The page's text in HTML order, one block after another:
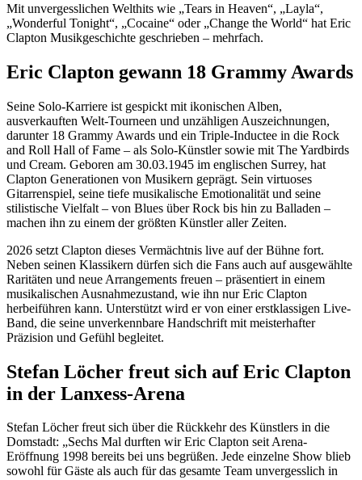
Mit unvergesslichen Welthits wie „Tears in Heaven“, „Layla“,
„Wonderful Tonight“, „Cocaine“ oder „Change the World“ hat Eric
Clapton Musikgeschichte geschrieben – mehrfach.
Eric Clapton gewann 18 Grammy Awards
Seine Solo-Karriere ist gespickt mit ikonischen Alben,
ausverkauften Welt-Tourneen und unzähligen Auszeichnungen,
darunter 18 Grammy Awards und ein Triple-Inductee in die Rock
and Roll Hall of Fame – als Solo-Künstler sowie mit The Yardbirds
und Cream. Geboren am 30.03.1945 im englischen Surrey, hat
Clapton Generationen von Musikern geprägt. Sein virtuoses
Gitarrenspiel, seine tiefe musikalische Emotionalität und seine
stilistische Vielfalt – von Blues über Rock bis hin zu Balladen –
machen ihn zu einem der größten Künstler aller Zeiten.
2026 setzt Clapton dieses Vermächtnis live auf der Bühne fort.
Neben seinen Klassikern dürfen sich die Fans auch auf ausgewählte
Raritäten und neue Arrangements freuen – präsentiert in einem
musikalischen Ausnahmezustand, wie ihn nur Eric Clapton
herbeiführen kann. Unterstützt wird er von einer erstklassigen Live-
Band, die seine unverkennbare Handschrift mit meisterhafter
Präzision und Gefühl begleitet.
Stefan Löcher freut sich auf Eric Clapton
in der Lanxess-Arena
Stefan Löcher freut sich über die Rückkehr des Künstlers in die
Domstadt: „Sechs Mal durften wir Eric Clapton seit Arena-
Eröffnung 1998 bereits bei uns begrüßen. Jede einzelne Show blieb
sowohl für Gäste als auch für das gesamte Team unvergesslich in